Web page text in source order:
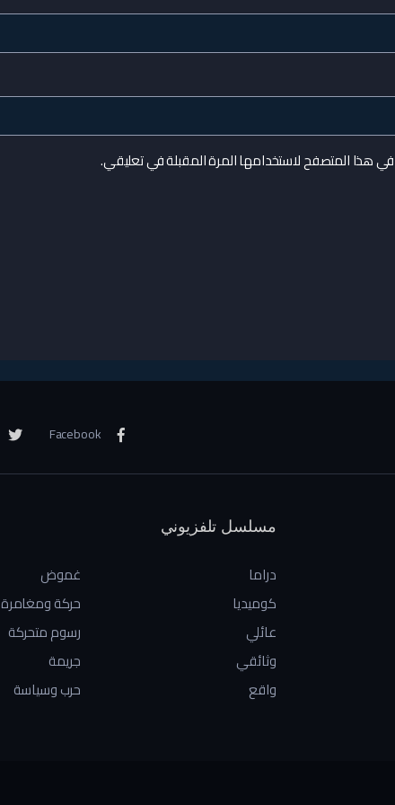
هذا المتصفح لاستخدامها المرة المقبلة في تعليقي.
Facebook
مسلسل تلفزيوني
دراما
كوميديا
عائلي
وثائقي
واقع
غموض
حركة ومغامرة
رسوم متحركة
جريمة
حرب وسياسة